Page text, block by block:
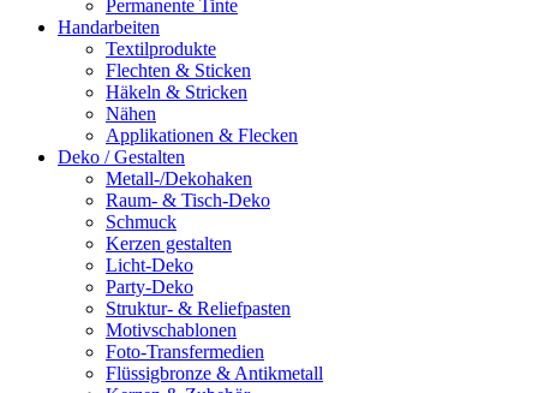
Permanente Tinte
Handarbeiten
Textilprodukte
Flechten & Sticken
Häkeln & Stricken
Nähen
Applikationen & Flecken
Deko / Gestalten
Metall-/Dekohaken
Raum- & Tisch-Deko
Schmuck
Kerzen gestalten
Licht-Deko
Party-Deko
Struktur- & Reliefpasten
Motivschablonen
Foto-Transfermedien
Flüssigbronze & Antikmetall